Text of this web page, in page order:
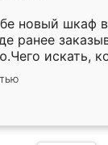
новый шкаф
ранее
искать,
Служит
нет.